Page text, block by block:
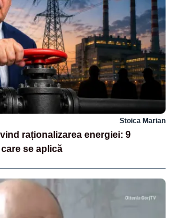
Stoica Marian
raționalizarea energiei: 9
se aplică